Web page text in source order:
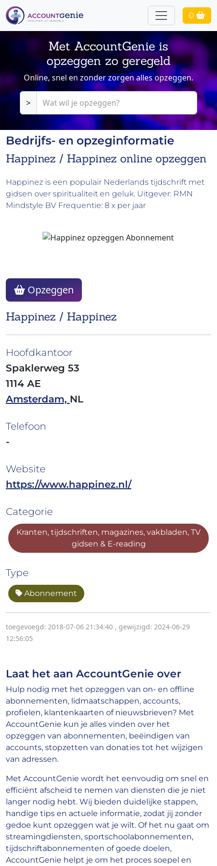
0
Met AccountGenie is
opzeggen zo geregeld
Online, snel en zonder zorgen alles opzeggen.
>
Bedrijfs- en opzeginformatie
Happinez / Happinez online opzeggen
Happinez is een populair Nederlands tijdschrift met
gidsen over spiritualiteit en geluk. Uitgever: RMN
Mindstyle BV Frequentie: 8 x per jaar
Happinez / Happinez
Opzeggen
Hoofdkantoor
Spaklerweg 53
1114 AE
Amsterdam, NL
Telefoon
-
Website
https://www.happinez.nl/
Categorie
Kranten, tijdschriften, magazines, vakbladen, TV
gidsen & E-reading
Type
Abonnement
toegevoegd: 2018-07-06 21:34:40 , gewijzigd: 2024-06-29
12:56:05
Laat het aan AccountGenie over
Hulp nodig met het opzeggen van on- en offline
abonnementen, lidmaatschappen, accounts,
profielen, klantenkaarten of nieuwsbrieven? Met
AccountGenie kun je alles vinden over het
opzeggen van abonnementen, beëindigen van
accounts, stopzetten van donaties tot het wijzigen
van adressen.
Met AccountGenie wordt het eenvoudig om snel en
efficiënt afscheid te nemen van diensten die je niet
langer nodig hebt. Wij bieden duidelijke stappen,
handige tips en actuele informatie, zodat jij zonder
gedoe kunt opzeggen wat je wilt. Of het nu gaat om
streamingdiensten, sportschoolabonnementen,
tijdschriftabonnementen of goede doelen,
AccountGenie helpt je om het proces soepel en